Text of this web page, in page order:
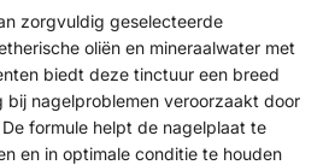
zorgvuldig geselecteerde
oliën en mineraalwater met
biedt deze tinctuur een breed
bij nagelproblemen veroorzaakt door
formule helpt de nagelplaat te
en in optimale conditie te houden